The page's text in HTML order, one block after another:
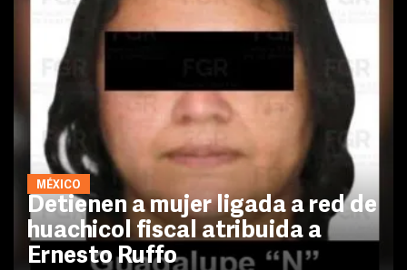
MÉXICO
Detienen a mujer ligada a red de
huachicol fiscal atribuida a
Ernesto Ruffo